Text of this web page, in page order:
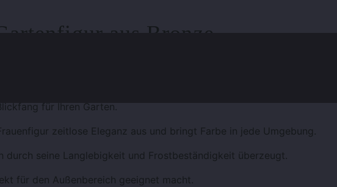
aus Bronze
für Ihren Garten.
zeitlose Eleganz aus und bringt Farbe in jede Umgebung.
durch seine Langlebigkeit und Frostbeständigkeit überzeugt.
für den Außenbereich geeignet macht.